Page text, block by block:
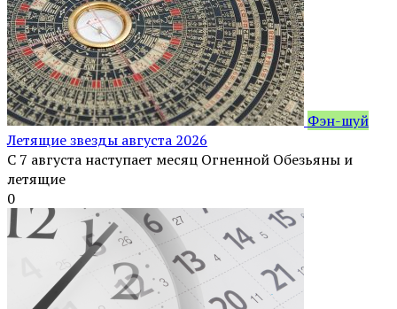
Фэн-шуй
Летящие звезды августа 2026
С 7 августа наступает месяц Огненной Обезьяны и
летящие
0